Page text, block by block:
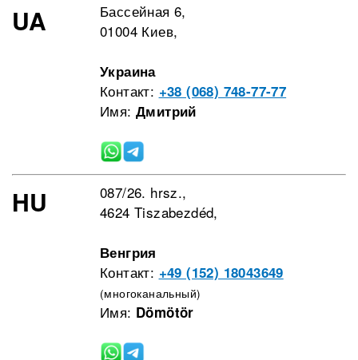
UA
Бассейная 6,
01004 Киев,
Украина
Контакт: +38 (068) 748-77-77
Имя: Дмитрий
HU
087/26. hrsz.,
4624 Tiszabezdéd,
Венгрия
Контакт: +49 (152) 18043649
(многоканальный)
Имя: Dömötör